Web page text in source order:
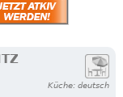
Küche: deutsch